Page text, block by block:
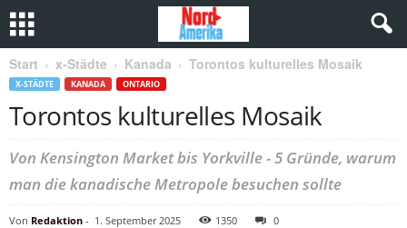
Start x-Städte Kanada Torontos kulturelles Mosaik
X-STÄDTE KANADA ONTARIO
Torontos kulturelles Mosaik
Von Kensington Market bis Yorkville - 5 Gründe, warum
man die kanadische Metropole besuchen sollte
Von Redaktion - 1. September 2025 1350 0